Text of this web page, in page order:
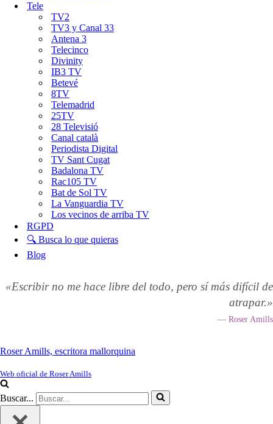
Tele
TV2
TV3 y Canal 33
Antena 3
Telecinco
Divinity
IB3 TV
Betevé
8TV
Telemadrid
25TV
28 Televisió
Canal català
Periodista Digital
TV Sant Cugat
Badalona TV
Rac105 TV
Bat de Sol TV
La Vanguardia TV
Los vecinos de arriba TV
RGPD
🔍 Busca lo que quieras
Blog
«Escribir no me hace libre del todo, pero sí más difícil de
atrapar.»
— Roser Amills
Roser Amills, escritora mallorquina
Web oficial de Roser Amills
Buscar...